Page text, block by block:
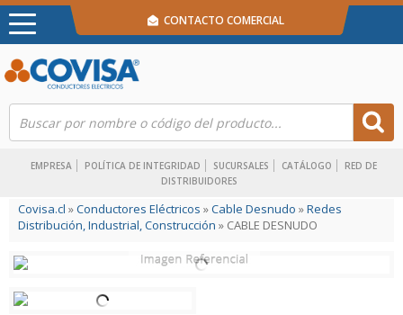
EMPRESA POLÍTICA DE INTEGRIDAD SUCURSALES CATÁLOGO
RED DE
DISTRIBUIDORES
CONTACTO COMERCIAL
Covisa.cl »Conductores Eléctricos »Cable Desnudo »Redes
Distribución, Industrial, Construcción » CABLE DESNUDO